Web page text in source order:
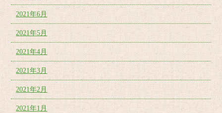
2021年6月
2021年5月
2021年4月
2021年3月
2021年2月
2021年1月